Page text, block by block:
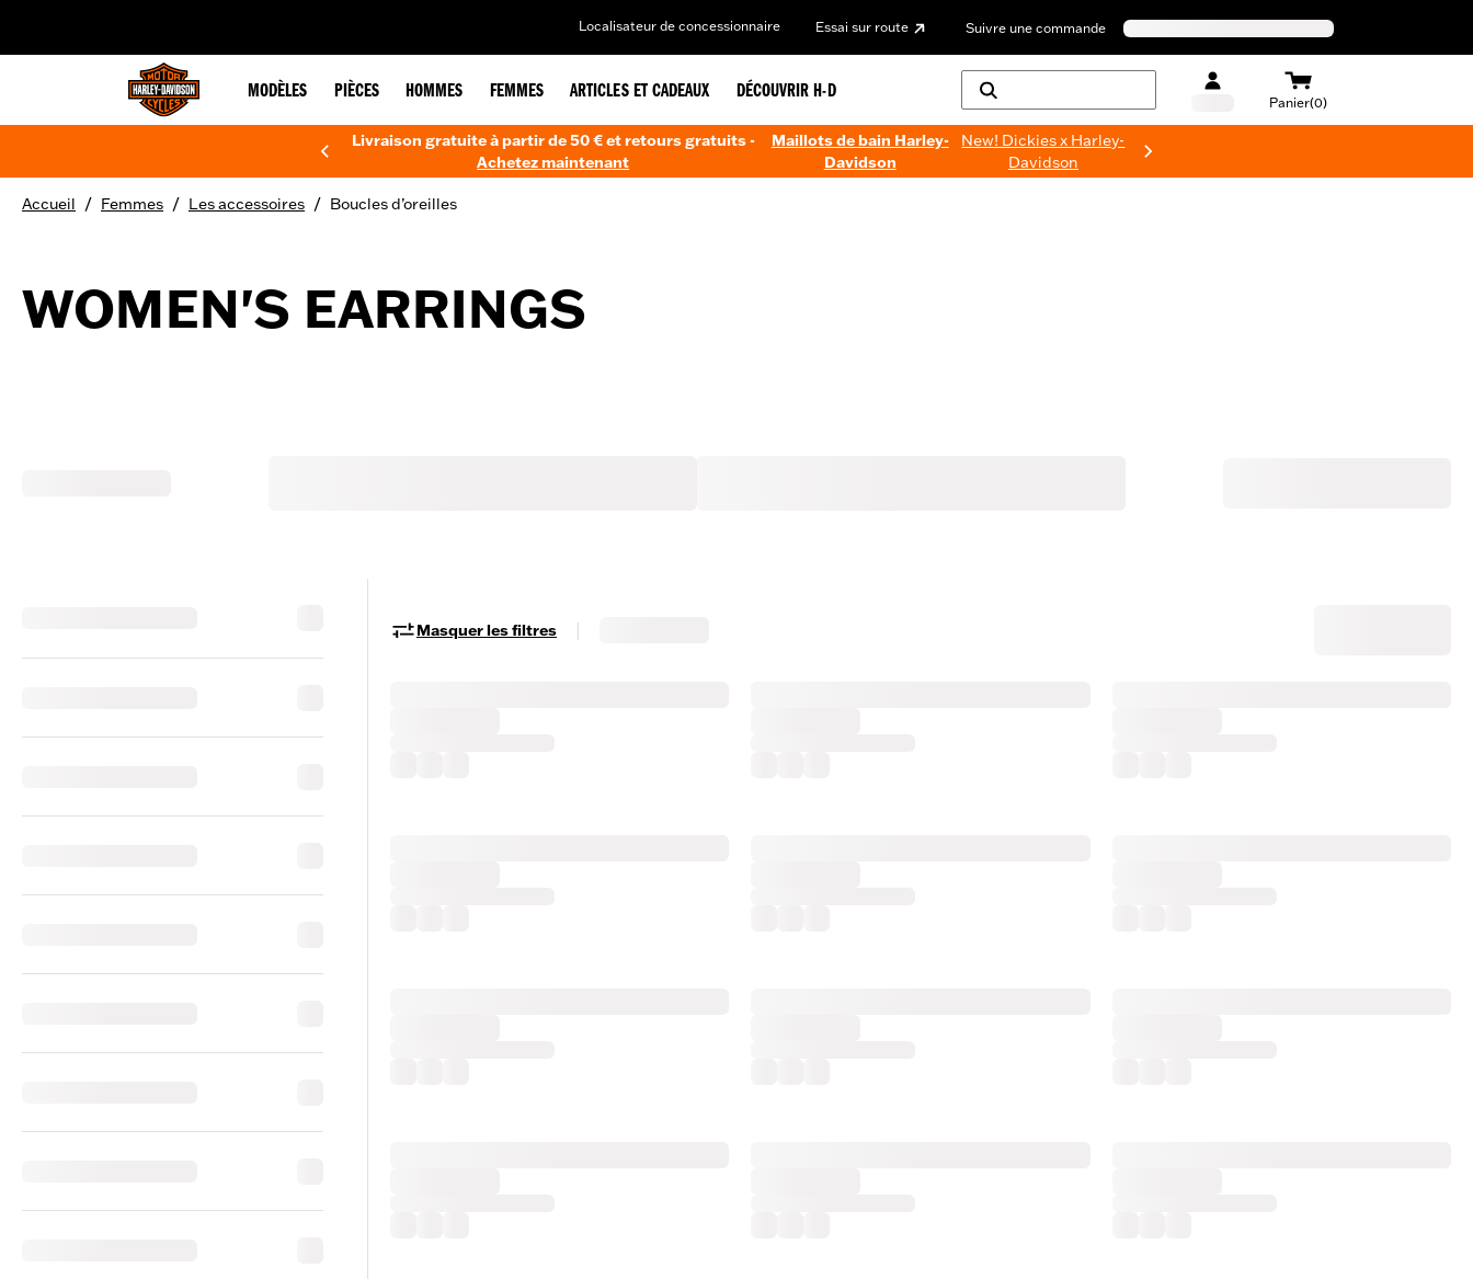
Localisateur de concessionnaire Essai sur route Suivre une commande
MODÈLES PIÈCES HOMMES FEMMES ARTICLES ET CADEAUX DÉCOUVRIR H-D
Panier(0)
Livraison gratuite à partir de 50 € et retours gratuits -
Achetez maintenant
Maillots de bain Harley-
Davidson
New! Dickies x Harley-
Davidson
Accueil / Femmes / Les accessoires / Boucles d’oreilles
WOMEN'S EARRINGS
Masquer les filtres